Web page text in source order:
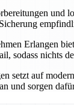
und
Erlangen
sodass nichts
setzt auf
und sorgen